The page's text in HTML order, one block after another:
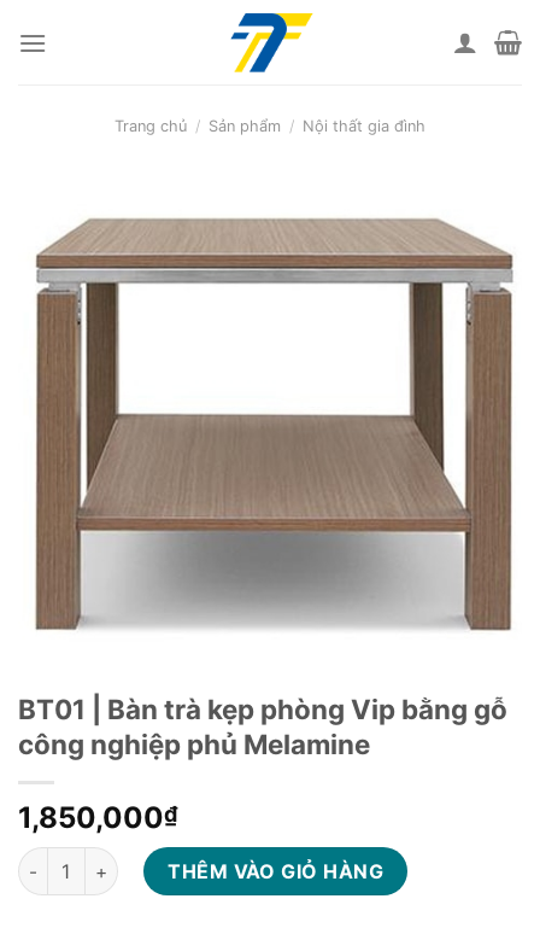
Trang chủ / Sản phẩm / Nội thất gia đình
BT01 | Bàn trà kẹp phòng Vip bằng gỗ
công nghiệp phủ Melamine
1,850,000₫
BT01 | Bàn trà kẹp phòng Vip bằng gỗ công nghiệp phủ
THÊM VÀO GIỎ HÀNG